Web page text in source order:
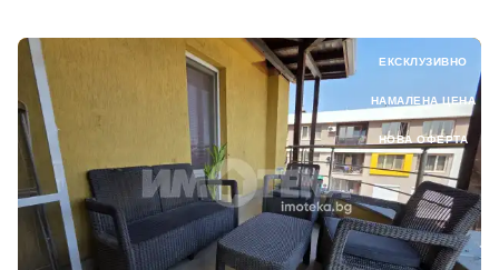
ЕКСКЛУЗИВНО
НАМАЛЕНА ЦЕНА
НОВА ОФЕРТА